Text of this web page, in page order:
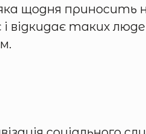
щодня
і відкидає таких